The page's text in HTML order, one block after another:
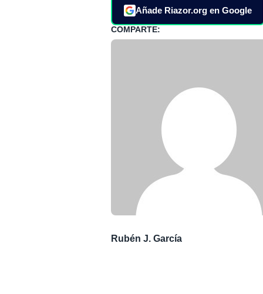
Añade Riazor.org en Google
COMPARTE:
Rubén J. García